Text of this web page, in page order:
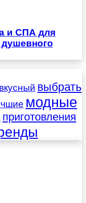
и СПА для
душевного
вкусный выбрать
модные
приготовления